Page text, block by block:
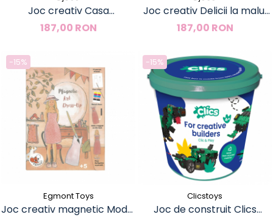
Joc creativ Casa
animalelor, Djeco
187,00 RON
Joc creativ Delicii la malul
mării, Djeco
187,00 RON
-15%
Egmont Toys
Joc creativ magnetic Moda,
-15%
Clicstoys
Joc de construit Clics